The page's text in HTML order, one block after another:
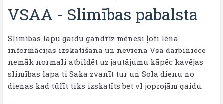
VSAA - Slimības pabalsta
Slimības lapu gaidu gandrīz mēnesi ļoti lēna
informācijas izskatīšana un neviena Vsa darbiniece
nemāk normali atbildēt uz jautājumu kāpēc kavējas
slimības lapa ti Saka zvanīt tur un Sola dienu no
dienas kad tūlīt tiks izskatīts bet vl joprojām gaidu.